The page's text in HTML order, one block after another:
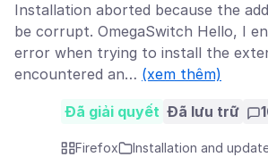
Installation aborted because the
be corrupt. OmegaSwitch Hello, I
error when trying to install the
encountered an… (xem thêm)
Đã giải quyết Đã lưu trữ
Firefox
Installation and